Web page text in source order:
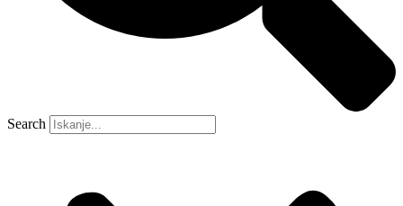
Search